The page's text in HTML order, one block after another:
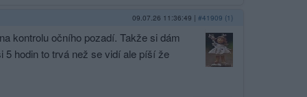
09.07.26 11:36:49 | #41909 (1)
kontrolu očního pozadí. Takže si dám
hodin to trvá než se vidí ale píší že